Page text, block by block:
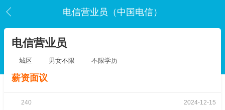
电信营业员（中国电信）
电信营业员
城区 男女不限 不限学历
薪资面议
240 2024-12-15